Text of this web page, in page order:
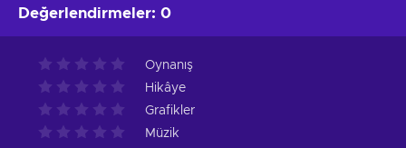
Değerlendirmeler: 0
Oynanış
Hikâye
Grafikler
Müzik